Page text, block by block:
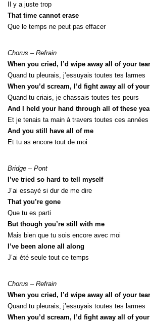
Il y a juste trop
That time cannot erase
Que le temps ne peut pas effacer
Chorus – Refrain
When you cried, I’d wipe away all of your
Quand tu pleurais, j’essuyais toutes tes larmes
When you’d scream, I’d fight away all of
Quand tu criais, je chassais toutes tes peurs
And I held your hand through all of these
Et je tenais ta main à travers toutes ces années
And you still have all of me
Et tu as encore tout de moi
Bridge – Pont
I’ve tried so hard to tell myself
J’ai essayé si dur de me dire
That you’re gone
Que tu es parti
But though you’re still with me
Mais bien que tu sois encore avec moi
I’ve been alone all along
J’ai été seule tout ce temps
Chorus – Refrain
When you cried, I’d wipe away all of your
Quand tu pleurais, j’essuyais toutes tes larmes
When you’d scream, I’d fight away all of